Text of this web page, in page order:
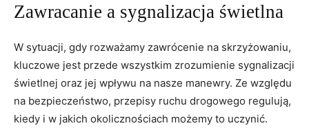
Zawracanie a sygnalizacja świetlna
W sytuacji, gdy rozważamy zawrócenie na skrzyżowaniu,
kluczowe jest przede wszystkim zrozumienie sygnalizacji
świetlnej oraz jej wpływu na nasze manewry. Ze względu
na bezpieczeństwo, przepisy ruchu drogowego regulują,
kiedy i w jakich okolicznościach możemy to uczynić.